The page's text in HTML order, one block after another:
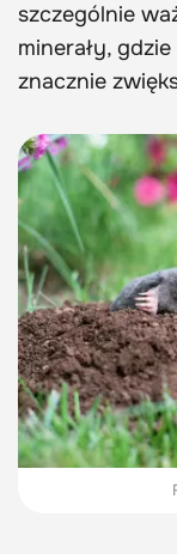
szczególnie
minerały,
znacznie